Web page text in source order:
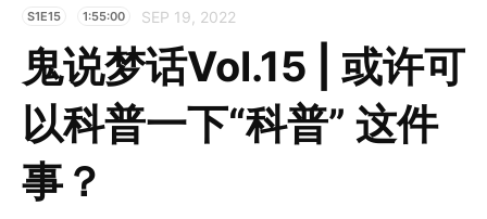
S1E15 1:55:00 SEP 19, 2022
鬼说梦话Vol.15 | 或许可
以科普一下“科普” 这件
事？